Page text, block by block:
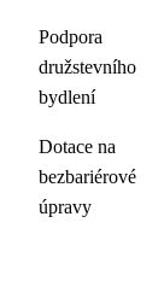
Podpora
družstevního
bydlení
Dotace na
bezbariérové
úpravy